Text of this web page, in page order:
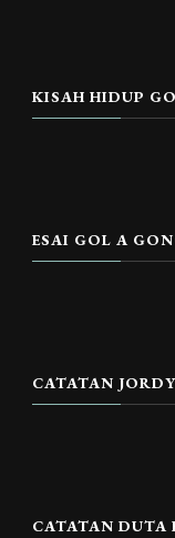
KISAH HIDUP
ESAI GOL A
CATATAN
CATATAN DUTA